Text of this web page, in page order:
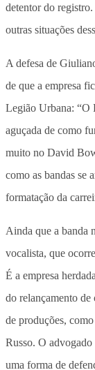
detentor do
outras situações
A defesa de
de que a empresa
Legião Urbana: “O
aguçada de como
muito no David
como as bandas se
formatação da
Ainda que a banda
vocalista, que
É a empresa
do relançamento
de produções,
Russo. O
uma forma de